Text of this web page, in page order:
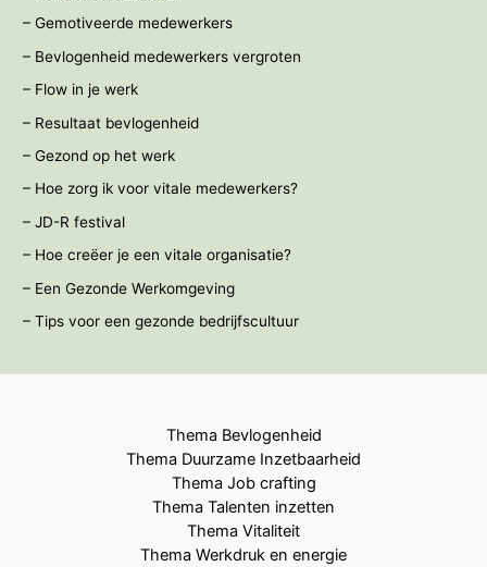
– Gemotiveerde medewerkers
– Bevlogenheid medewerkers vergroten
– Flow in je werk
– Resultaat bevlogenheid
– Gezond op het werk
– Hoe zorg ik voor vitale medewerkers?
– JD-R festival
– Hoe creëer je een vitale organisatie?
– Een Gezonde Werkomgeving
– Tips voor een gezonde bedrijfscultuur
Thema Bevlogenheid
Thema Duurzame Inzetbaarheid
Thema Job crafting
Thema Talenten inzetten
Thema Vitaliteit
Thema Werkdruk en energie